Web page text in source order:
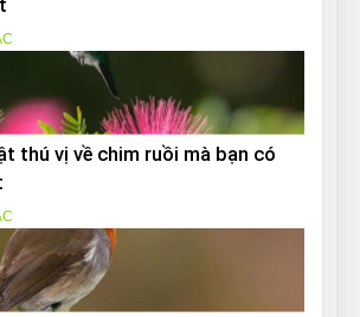
thú vị về chim ruồi mà bạn có